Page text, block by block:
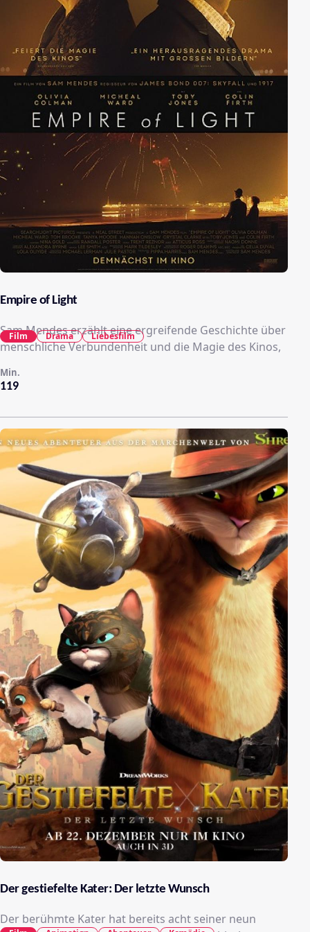
Empire of Light
Sam Mendes erzählt eine ergreifende Geschichte über
menschliche Verbundenheit und die Magie des Kinos,
119
Min.
Film Drama Liebesfilm
Der gestiefelte Kater: Der letzte Wunsch
Der berühmte Kater hat bereits acht seiner neun